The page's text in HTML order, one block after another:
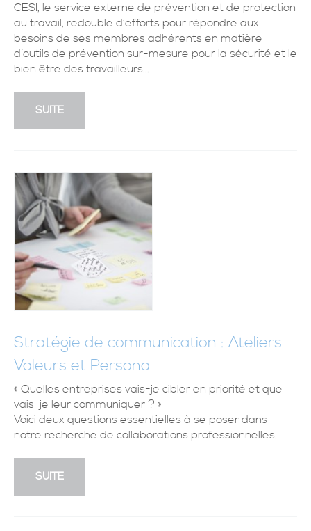
CESI, le service externe de prévention et de protection
au travail, redouble d’efforts pour répondre aux
besoins de ses membres adhérents en matière
d’outils de prévention sur-mesure pour la sécurité et le
bien être des travailleurs...
SUITE
Stratégie de communication : Ateliers
Valeurs et Persona
« Quelles entreprises vais-je cibler en priorité et que
vais-je leur communiquer ? »
Voici deux questions essentielles à se poser dans
notre recherche de collaborations professionnelles.
SUITE